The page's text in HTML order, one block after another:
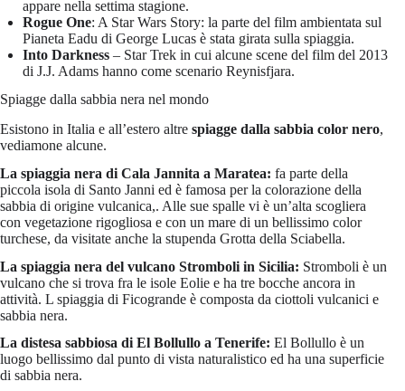
appare nella settima stagione.
Rogue One: A Star Wars Story: la parte del film ambientata sul
Pianeta Eadu di George Lucas è stata girata sulla spiaggia.
Into Darkness – Star Trek in cui alcune scene del film del 2013
di J.J. Adams hanno come scenario Reynisfjara.
Spiagge dalla sabbia nera nel mondo
Esistono in Italia e all’estero altre spiagge dalla sabbia color nero,
vediamone alcune.
La spiaggia nera di Cala Jannita a Maratea: fa parte della
piccola isola di Santo Janni ed è famosa per la colorazione della
sabbia di origine vulcanica,. Alle sue spalle vi è un’alta scogliera
con vegetazione rigogliosa e con un mare di un bellissimo color
turchese, da visitate anche la stupenda Grotta della Sciabella.
La spiaggia nera del vulcano Stromboli in Sicilia: Stromboli è un
vulcano che si trova fra le isole Eolie e ha tre bocche ancora in
attività. L spiaggia di Ficogrande è composta da ciottoli vulcanici e
sabbia nera.
La distesa sabbiosa di El Bollullo a Tenerife: El Bollullo è un
luogo bellissimo dal punto di vista naturalistico ed ha una superficie
di sabbia nera.